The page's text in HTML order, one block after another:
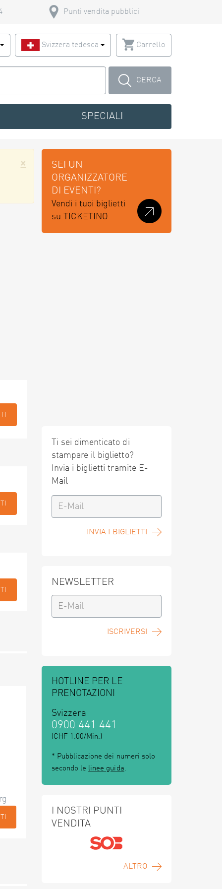
Punti vendita pubblici
Svizzera tedesca Carrello
CERCA
SPECIALI
×
SEI UN
ORGANIZZATORE
DI EVENTI?
Vendi i tuoi biglietti
su TICKETINO
Ti sei dimenticato di
stampare il biglietto?
Invia i biglietti tramite E-
Mail
INVIA I BIGLIETTI
NEWSLETTER
ISCRIVERSI
HOTLINE PER LE
PRENOTAZIONI
Svizzera
0900 441 441
(CHF 1.00/Min.)
* Pubblicazione dei numeri solo
secondo le linee guida.
I NOSTRI PUNTI
VENDITA
ALTRO